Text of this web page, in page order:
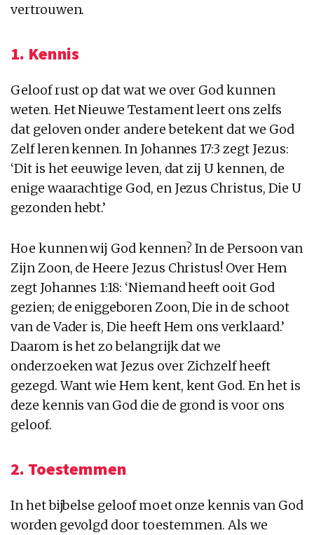
vertrouwen.
1. Kennis
Geloof rust op dat wat we over God kunnen
weten. Het Nieuwe Testament leert ons zelfs
dat geloven onder andere betekent dat we God
Zelf leren kennen. In Johannes 17:3 zegt Jezus:
‘Dit is het eeuwige leven, dat zij U kennen, de
enige waarachtige God, en Jezus Christus, Die U
gezonden hebt.’
Hoe kunnen wij God kennen? In de Persoon van
Zijn Zoon, de Heere Jezus Christus! Over Hem
zegt Johannes 1:18: ‘Niemand heeft ooit God
gezien; de eniggeboren Zoon, Die in de schoot
van de Vader is, Die heeft Hem ons verklaard.’
Daarom is het zo belangrijk dat we
onderzoeken wat Jezus over Zichzelf heeft
gezegd. Want wie Hem kent, kent God. En het is
deze kennis van God die de grond is voor ons
geloof.
2. Toestemmen
In het bijbelse geloof moet onze kennis van God
worden gevolgd door toestemmen. Als we